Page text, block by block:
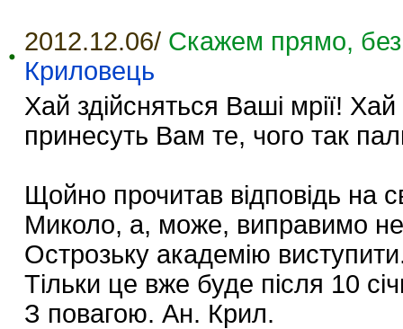
2012.12.06/ Скажем прямо,
Криловець
Хай здійсняться Ваші мрії!
принесуть Вам те, чого так
Щойно прочитав відповідь на
Миколо, а, може, виправимо
Острозьку академію
Тільки це вже буде після 10
З повагою. Ан. Крил.